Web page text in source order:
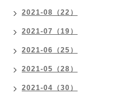
2021-08（22）
2021-07（19）
2021-06（25）
2021-05（28）
2021-04（30）